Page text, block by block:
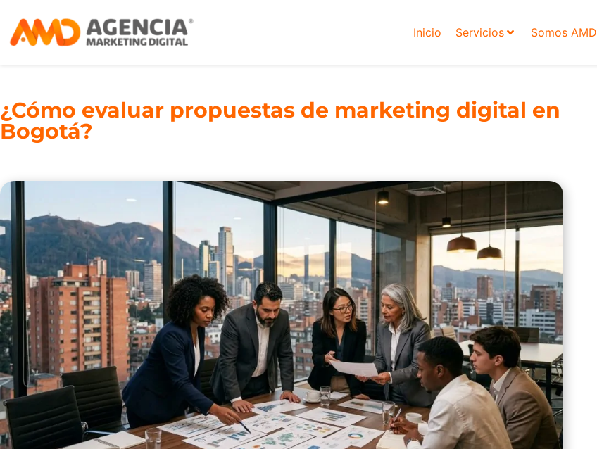
Inicio Servicios Somos AMD
¿Cómo evaluar propuestas de marketing digital en
Bogotá?